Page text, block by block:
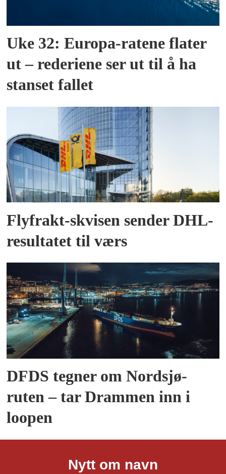
Uke 32: Europa-ratene flater
ut – rederiene ser ut til å ha
stanset fallet
Flyfrakt-skvisen sender DHL-
resultatet til værs
DFDS tegner om Nordsjø-
ruten – tar Drammen inn i
loopen
Nytt om navn